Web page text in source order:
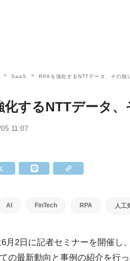
SaaS RPAを強化するNTTデータ、その狙
化するNTTデータ
11:07
AI FinTech RPA 人工
月2日に記者セミナーを開催し
の最新動向と事例の紹介を行っ